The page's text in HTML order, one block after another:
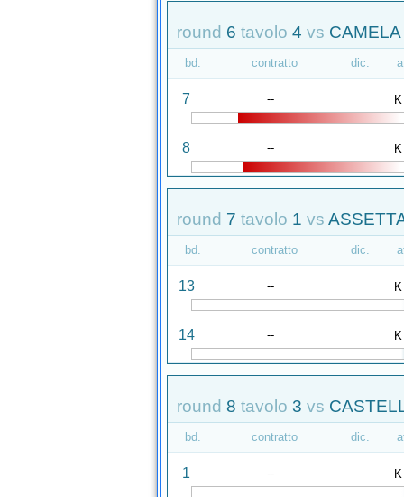
round 6 tavolo 4 vs
bd. contratto dic.
7 -- K
8 -- K
round 7 tavolo 1 vs
bd. contratto dic.
13 -- K
14 -- K
round 8 tavolo 3 vs
bd. contratto dic.
1 -- K